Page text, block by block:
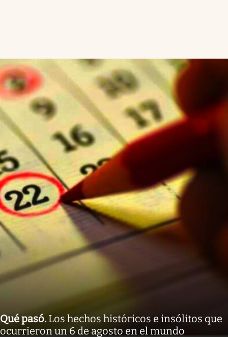
Qué pasó. Los hechos históricos e insólitos que
ocurrieron un 6 de agosto en el mundo